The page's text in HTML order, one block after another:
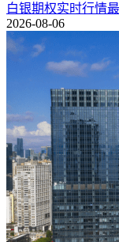
白银期权实时行情
2026-08-06